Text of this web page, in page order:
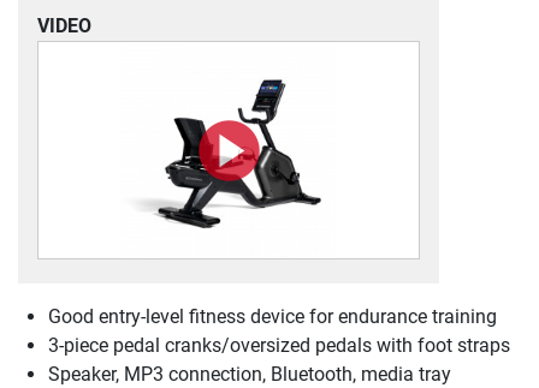
VIDEO
Good entry-level fitness device for endurance training
3-piece pedal cranks/oversized pedals with foot straps
Speaker, MP3 connection, Bluetooth, media tray